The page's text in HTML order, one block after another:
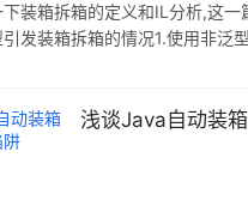
下装箱拆箱的定义和IL分析,这
发装箱拆箱的情况1.使用非泛
is
向ArrayList中添
浅谈Java自动装